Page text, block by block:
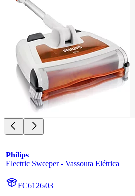
Philips
Electric Sweeper - Vassoura Elétrica
FC6126/03